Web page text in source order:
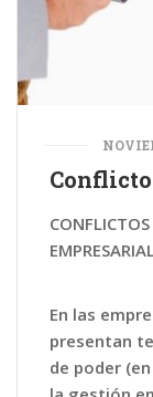
En las
presentan
de poder